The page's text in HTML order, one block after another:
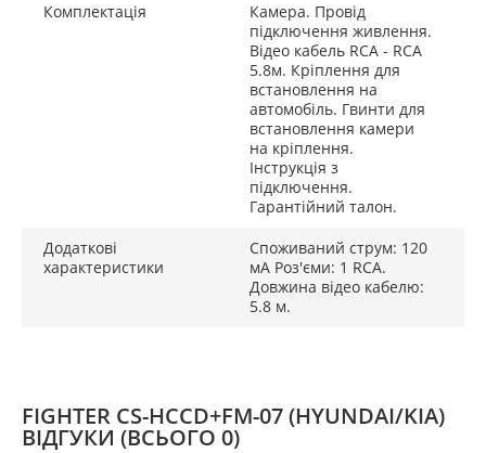
Комплектація
Камера. Провід
підключення живлення.
Відео кабель RCA - RCA
5.8м. Кріплення для
встановлення на
автомобіль. Гвинти для
встановлення камери
на кріплення.
Інструкція з
підключення.
Гарантійний талон.
Додаткові
характеристики
Споживаний струм: 120
мА Роз'єми: 1 RCA.
Довжина відео кабелю:
5.8 м.
FIGHTER CS-HCCD+FM-07 (HYUNDAI/KIA)
ВІДГУКИ (ВСЬОГО 0)